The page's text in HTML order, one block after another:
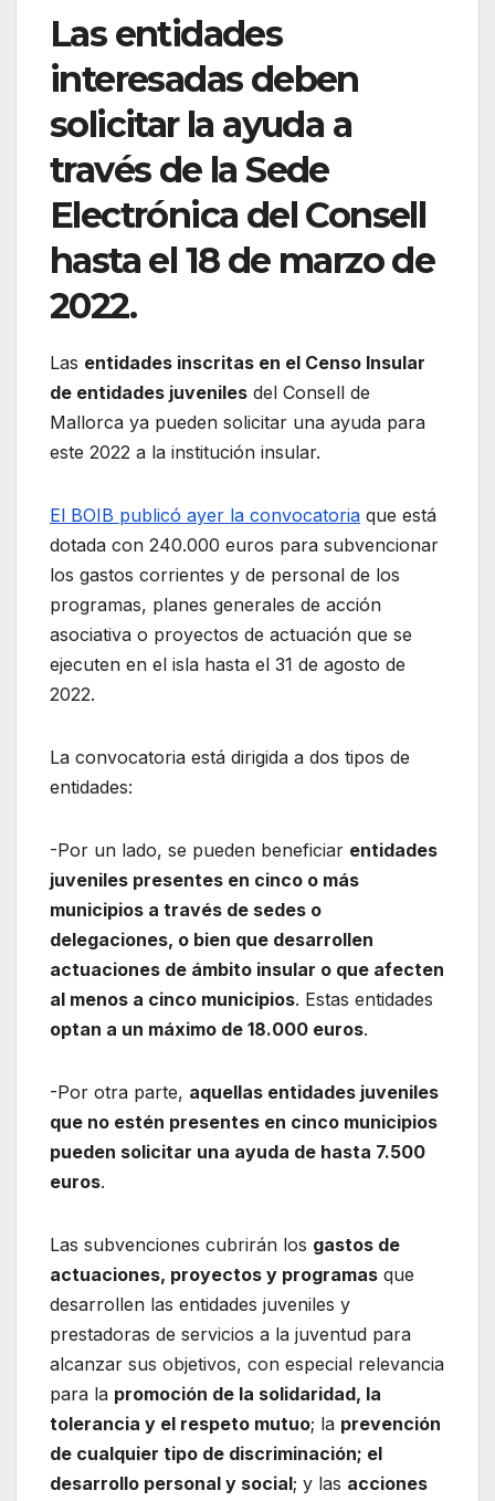
Las entidades
interesadas deben
solicitar la ayuda a
través de la Sede
Electrónica del Consell
hasta el 18 de marzo de
2022.
Las entidades inscritas en el Censo Insular
de entidades juveniles del Consell de
Mallorca ya pueden solicitar una ayuda para
este 2022 a la institución insular.
El BOIB publicó ayer la convocatoria que está
dotada con 240.000 euros para subvencionar
los gastos corrientes y de personal de los
programas, planes generales de acción
asociativa o proyectos de actuación que se
ejecuten en el isla hasta el 31 de agosto de
2022.
La convocatoria está dirigida a dos tipos de
entidades:
-Por un lado, se pueden beneficiar entidades
juveniles presentes en cinco o más
municipios a través de sedes o
delegaciones, o bien que desarrollen
actuaciones de ámbito insular o que afecten
al menos a cinco municipios. Estas entidades
optan a un máximo de 18.000 euros.
-Por otra parte, aquellas entidades juveniles
que no estén presentes en cinco municipios
pueden solicitar una ayuda de hasta 7.500
euros.
Las subvenciones cubrirán los gastos de
actuaciones, proyectos y programas que
desarrollen las entidades juveniles y
prestadoras de servicios a la juventud para
alcanzar sus objetivos, con especial relevancia
para la promoción de la solidaridad, la
tolerancia y el respeto mutuo; la prevención
de cualquier tipo de discriminación; el
desarrollo personal y social; y las acciones